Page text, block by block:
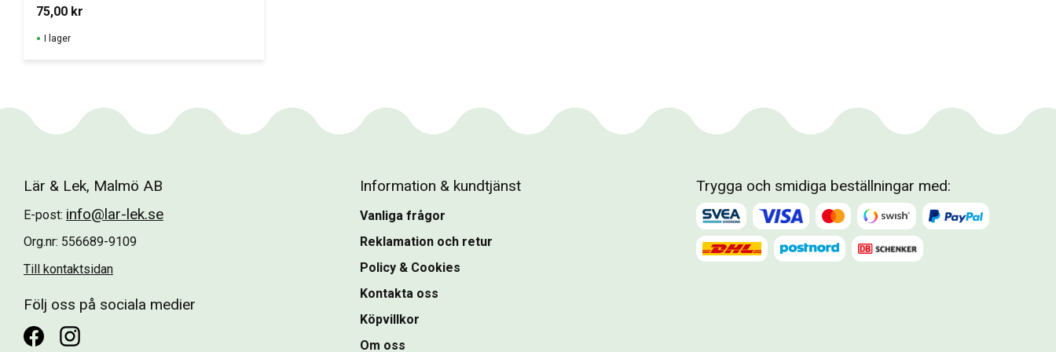
stålkulor.
75,00 kr
I lager
Lär & Lek, Malmö AB
E-post: info@lar-lek.se
Org.nr: 556689-9109
Till kontaktsidan
Följ oss på sociala medier
Information & kundtjänst
Vanliga frågor
Reklamation och retur
Policy & Cookies
Kontakta oss
Köpvillkor
Om oss
Trygga och smidiga beställningar med: